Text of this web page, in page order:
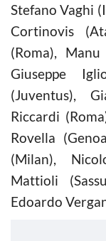
Stefano Vaghi
Cortinovis
(Roma),
Giuseppe
(Juventus),
Riccardi
Rovella
(Milan),
Mattioli
Edoardo